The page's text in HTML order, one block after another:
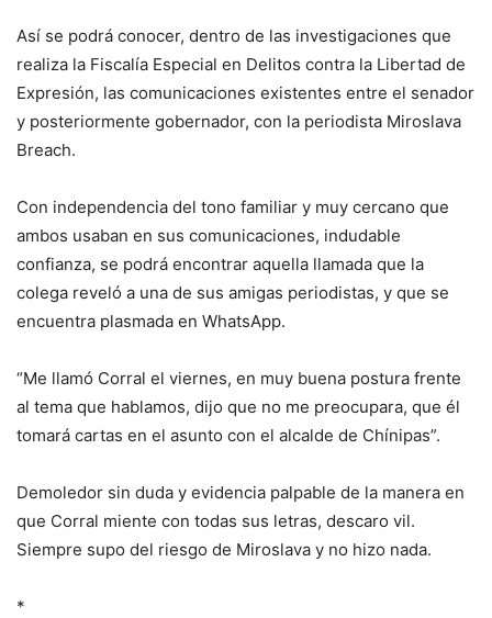
Así se podrá conocer, dentro de las investigaciones que
realiza la Fiscalía Especial en Delitos contra la Libertad de
Expresión, las comunicaciones existentes entre el senador
y posteriormente gobernador, con la periodista Miroslava
Breach.
Con independencia del tono familiar y muy cercano que
ambos usaban en sus comunicaciones, indudable
confianza, se podrá encontrar aquella llamada que la
colega reveló a una de sus amigas periodistas, y que se
encuentra plasmada en WhatsApp.
“Me llamó Corral el viernes, en muy buena postura frente
al tema que hablamos, dijo que no me preocupara, que él
tomará cartas en el asunto con el alcalde de Chínipas”.
Demoledor sin duda y evidencia palpable de la manera en
que Corral miente con todas sus letras, descaro vil.
Siempre supo del riesgo de Miroslava y no hizo nada.
*